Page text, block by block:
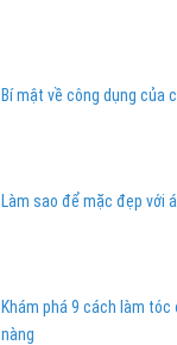
Bí mật về công dụng của
Làm sao để mặc đẹp với
Khám phá 9 cách làm tóc
nàng